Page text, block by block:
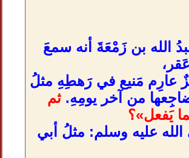
الله بن زَمْعَةَ أنه سمعَ
عارِم مَنيع في رَهطِهِ مثلُ
من آخر يومِهِ. ثم
يَفعل»؟
عليه وسلم: مثلُ أبي